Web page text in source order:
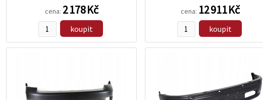
cena: 2 178 Kč
koupit
cena: 12 911 Kč
koupit